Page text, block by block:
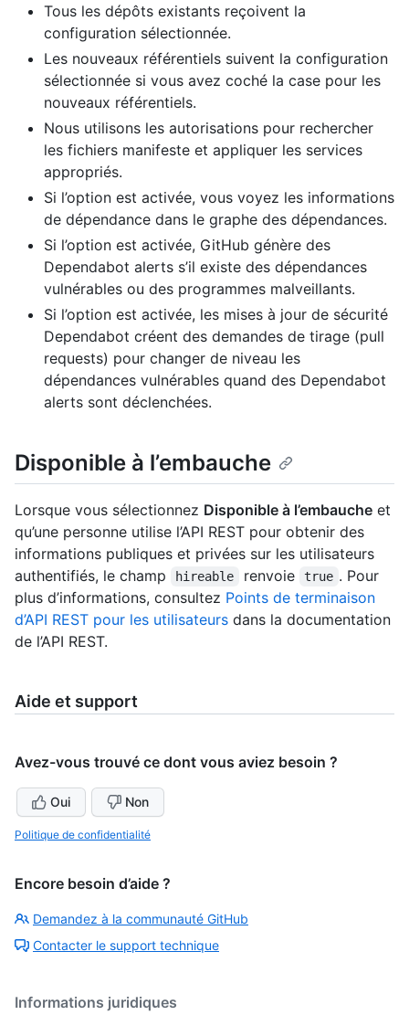
Tous les dépôts existants reçoivent la
configuration sélectionnée.
Les nouveaux référentiels suivent la configuration
sélectionnée si vous avez coché la case pour les
nouveaux référentiels.
Nous utilisons les autorisations pour rechercher
les fichiers manifeste et appliquer les services
appropriés.
Si l’option est activée, vous voyez les informations
de dépendance dans le graphe des dépendances.
Si l’option est activée, GitHub génère des
Dependabot alerts s’il existe des dépendances
vulnérables ou des programmes malveillants.
Si l’option est activée, les mises à jour de sécurité
Dependabot créent des demandes de tirage (pull
requests) pour changer de niveau les
dépendances vulnérables quand des Dependabot
alerts sont déclenchées.
Disponible à l’embauche
Lorsque vous sélectionnez Disponible à l’embauche et
qu’une personne utilise l’API REST pour obtenir des
informations publiques et privées sur les utilisateurs
authentifiés, le champ
hireable renvoie true . Pour
plus d’informations, consultez Points de terminaison
d’API REST pour les utilisateurs dans la documentation
de l’API REST.
Aide et support
Avez-vous trouvé ce dont vous aviez besoin ?
Oui Non
Politique de confidentialité
Encore besoin d’aide ?
Demandez à la communauté GitHub
Contacter le support technique
Informations juridiques